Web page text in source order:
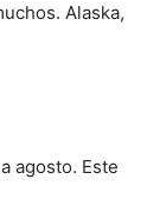
Alaska,
agosto. Este